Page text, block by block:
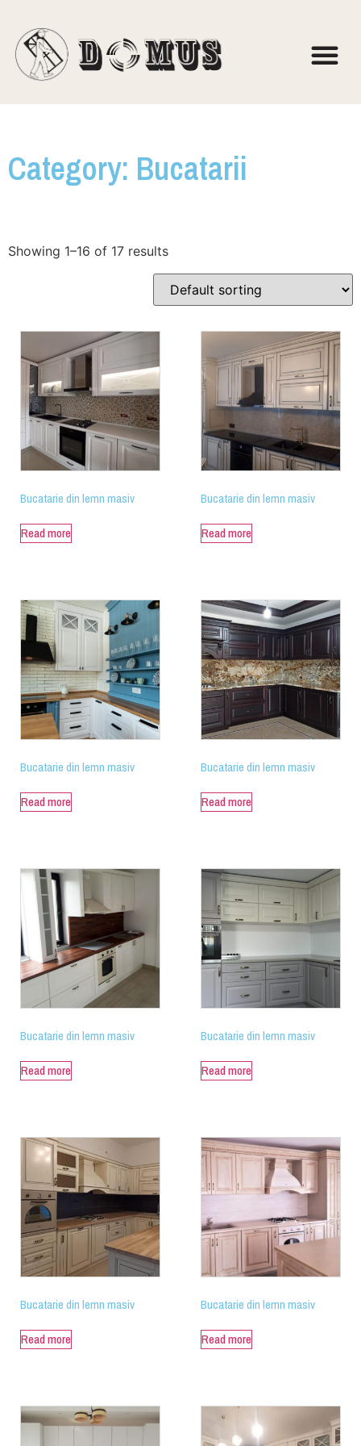
Category: Bucatarii
Showing 1–16 of 17 results
Bucatarie din lemn masiv
Read more
Bucatarie din lemn masiv
Read more
Bucatarie din lemn masiv
Read more
Bucatarie din lemn masiv
Read more
Bucatarie din lemn masiv
Read more
Bucatarie din lemn masiv
Read more
Bucatarie din lemn masiv
Read more
Bucatarie din lemn masiv
Read more